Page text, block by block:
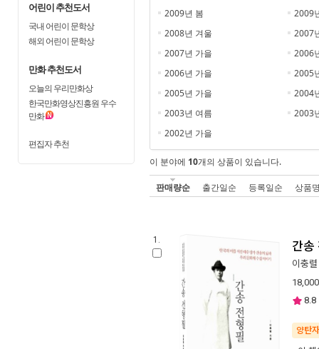
어린이 추천도서
국내 어린이 문학상
해외 어린이 문학상
만화 추천도서
오늘의 우리만화상
한국만화영상진흥원 우수
만화
편집자 추천
2009년 봄
2009
2008년 겨울
2007
2007년 가을
2006
2006년 가을
2005
2005년 가을
2004
2003년 여름
2003
2002년 가을
이 분야에 10개의 상품이 있습니다.
판매량순 출간일순 등록일순 상품
1. 간송
이충렬
18,000
8.8
양탄